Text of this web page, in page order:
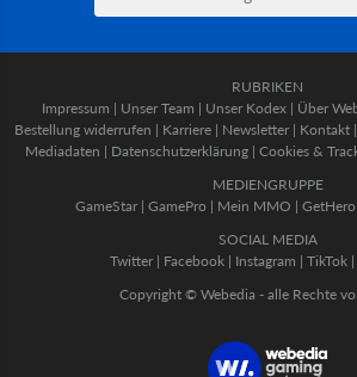
RUBRIKEN
Impressum | Unser Team | Unser Kodex | Über
Bestellung widerrufen | Karriere | Newsletter | Kontakt |
Mediadaten | Datenschutzerklärung | Cookies &
MEDIENGRUPPE
GameStar| GamePro | Mein MMO | GetHero
SOCIAL MEDIA
Twitter | Facebook | Instagram | TikTok |
Copyright © Webedia - alle Rechte